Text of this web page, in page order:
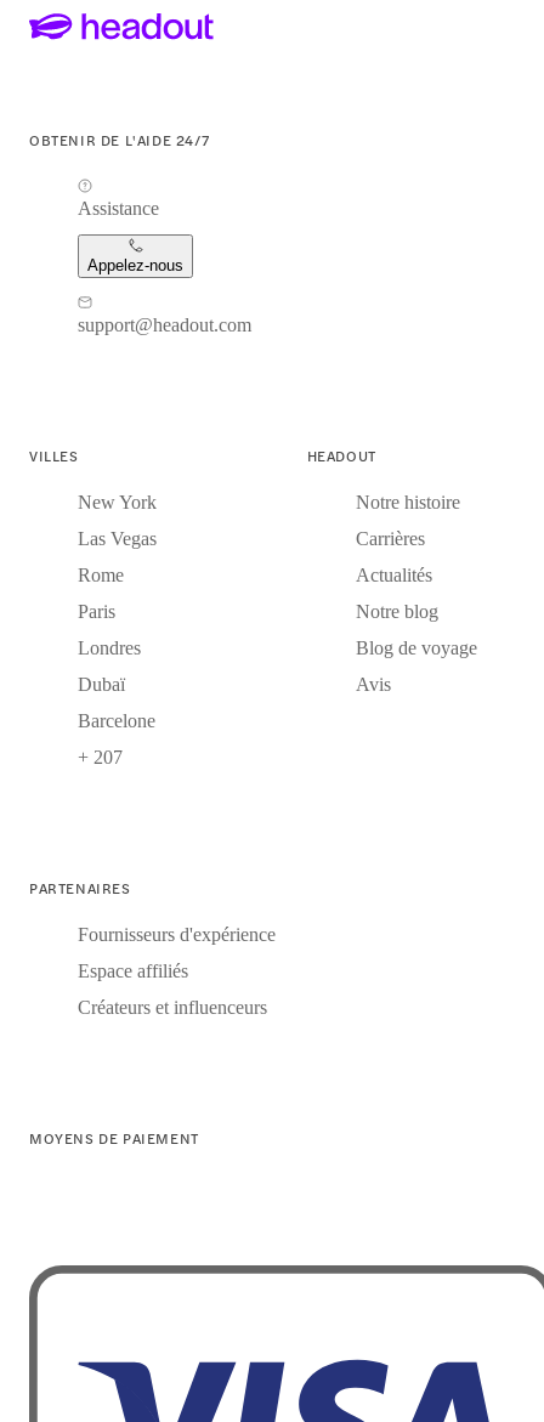
OBTENIR DE L'AIDE 24/7
Assistance
Appelez-nous
support@headout.com
VILLES
New York
Las Vegas
Rome
Paris
Londres
Dubaï
Barcelone
+ 207
HEADOUT
Notre histoire
Carrières
Actualités
Notre blog
Blog de voyage
Avis
PARTENAIRES
Fournisseurs d'expérience
Espace affiliés
Créateurs et influenceurs
MOYENS DE PAIEMENT